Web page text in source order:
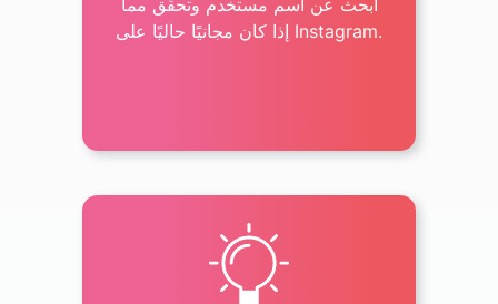
ابحث عن اسم مستخدم وتحقق مما
إذا كان مجانيًا حاليًا على Instagram.